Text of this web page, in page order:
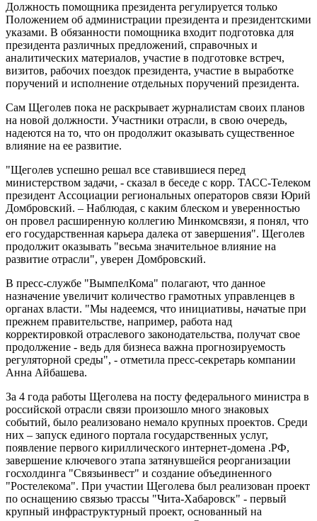
Должность помощника президента регулируется только
Положением об администрации президента и президентскими
указами. В обязанности помощника входит подготовка для
президента различных предложений, справочных и
аналитических материалов, участие в подготовке встреч,
визитов, рабочих поездок президента, участие в выработке
поручений и исполнение отдельных поручений президента.
Сам Щеголев пока не раскрывает журналистам своих планов
на новой должности. Участники отрасли, в свою очередь,
надеются на то, что он продолжит оказывать существенное
влияние на ее развитие.
"Щеголев успешно решал все ставившиеся перед
министерством задачи, - сказал в беседе с корр. ТАСС-Телеком
президент Ассоциации региональных операторов связи Юрий
Домбровский. – Наблюдая, с каким блеском и уверенностью
он провел расширенную коллегию Минкомсвязи, я понял, что
его государственная карьера далека от завершения". Щеголев
продолжит оказывать "весьма значительное влияние на
развитие отрасли", уверен Домбровский.
В пресс-службе "ВымпелКома" полагают, что данное
назначение увеличит количество грамотных управленцев в
органах власти. "Мы надеемся, что инициативы, начатые при
прежнем правительстве, например, работа над
корректировкой отраслевого законодательства, получат свое
продолжение - ведь для бизнеса важна прогнозируемость
регуляторной среды", - отметила пресс-секретарь компании
Анна Айбашева.
За 4 года работы Щеголева на посту федерального министра в
российской отрасли связи произошло много знаковых
событий, было реализовано немало крупных проектов. Среди
них – запуск единого портала государственных услуг,
появление первого кириллического интернет-домена .РФ,
завершение ключевого этапа затянувшейся реорганизации
госхолдинга "Связьинвест" и создание объединенного
"Ростелекома". При участии Щеголева был реализован проект
по оснащению связью трассы "Чита-Хабаровск" - первый
крупный инфраструктурный проект, основанный на